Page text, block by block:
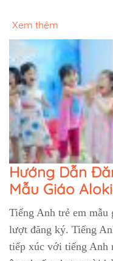
Xem thêm
Hướng Dẫn
Mẫu Giáo
Tiếng Anh trẻ em
lượt đăng ký. Tiếng
tiếp xúc với tiếng Anh